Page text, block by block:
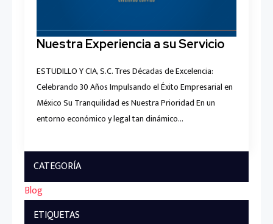
Nuestra Experiencia a su Servicio
ESTUDILLO Y CIA, S.C. Tres Décadas de Excelencia:
Celebrando 30 Años Impulsando el Éxito Empresarial en
México Su Tranquilidad es Nuestra Prioridad En un
entorno económico y legal tan dinámico…
CATEGORÍA
Blog
ETIQUETAS